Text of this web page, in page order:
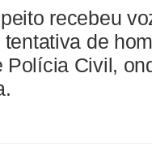
recebeu
de
Polícia Civil,